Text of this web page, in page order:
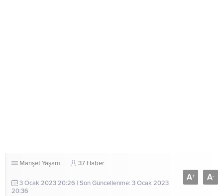
ManşetYaşam 37 Haber
3 Ocak 2023 20:26 | Son Güncellenme: 3 Ocak 2023
20:36
A+ A-